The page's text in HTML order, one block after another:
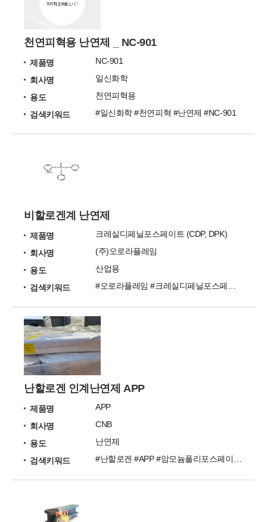
천연피혁용 난연제 _ NC-901
제품명
NC-901
회사명
일신화학
용도
천연피혁용
검색키워드
#일신화학 #천연피혁 #난연제 #NC-901
비할로겐계 난연제
제품명
크레실디페닐포스페이트 (CDP, DPK)
회사명
(주)오로라플레임
용도
산업용
검색키워드
난할로겐 인계난연제 APP
제품명
APP
회사명
CNB
용도
난연제
검색키워드